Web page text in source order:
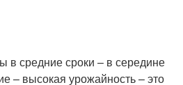
в средние сроки – в середине
– высокая урожайность – это